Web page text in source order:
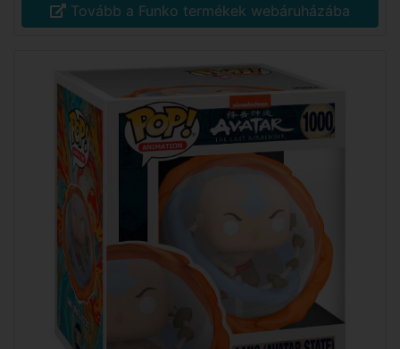
Tovább a Funko termékek webáruházába